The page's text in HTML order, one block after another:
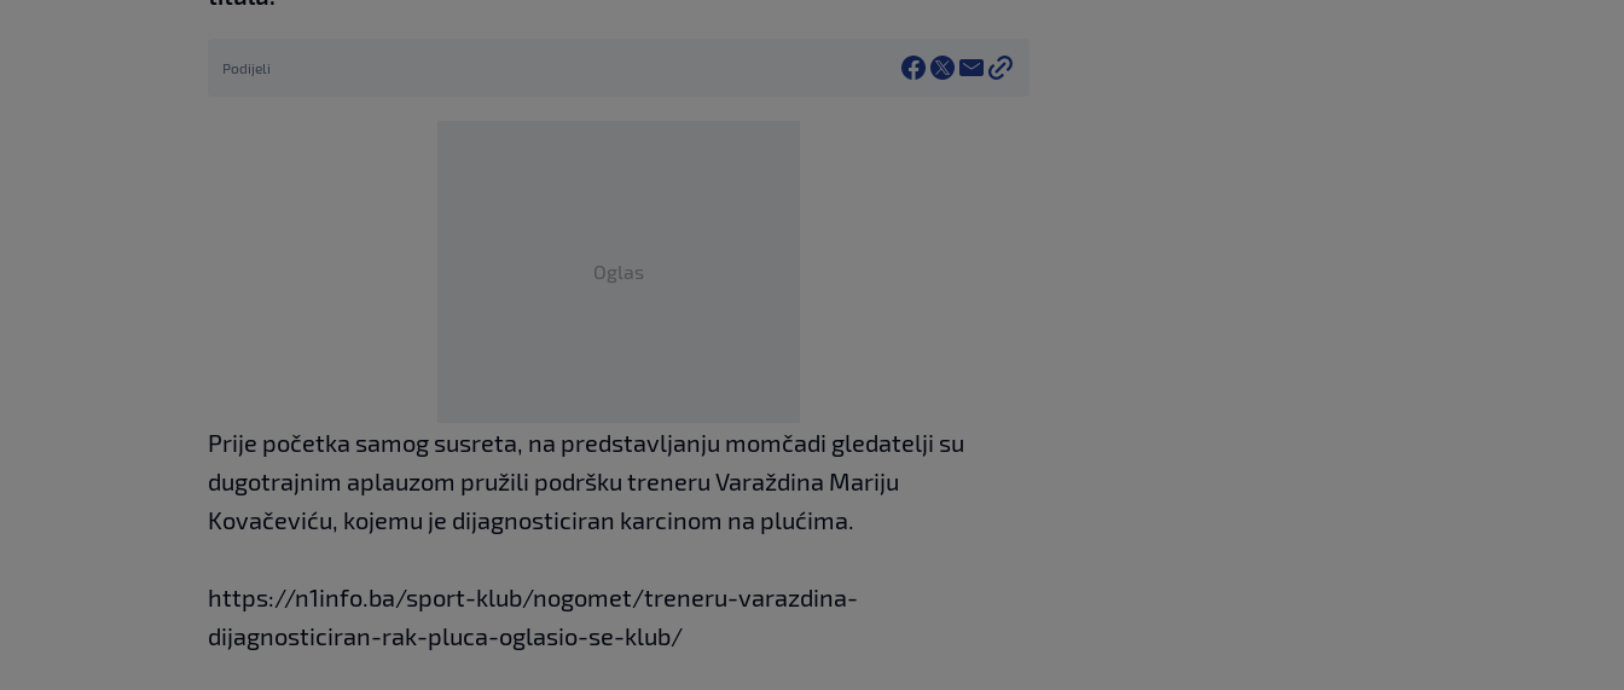
Podijeli
Oglas
Prije početka samog susreta, na predstavljanju momčadi gledatelji su
dugotrajnim aplauzom pružili podršku treneru Varaždina Mariju
Kovačeviću, kojemu je dijagnosticiran karcinom na plućima.
https://n1info.ba/sport-klub/nogomet/treneru-varazdina-
dijagnosticiran-rak-pluca-oglasio-se-klub/